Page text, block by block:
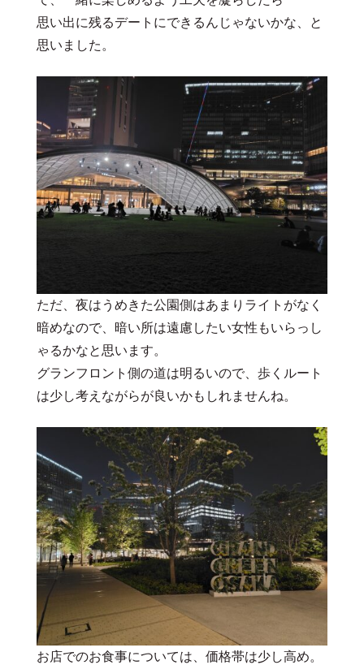
思い出に残るデートにできるんじゃないかな、と
思いました。
ただ、夜はうめきた公園側はあまりライトがなく
暗めなので、暗い所は遠慮したい女性もいらっし
ゃるかなと思います。
グランフロント側の道は明るいので、歩くルート
は少し考えながらが良いかもしれませんね。
お店でのお食事については、価格帯は少し高め。